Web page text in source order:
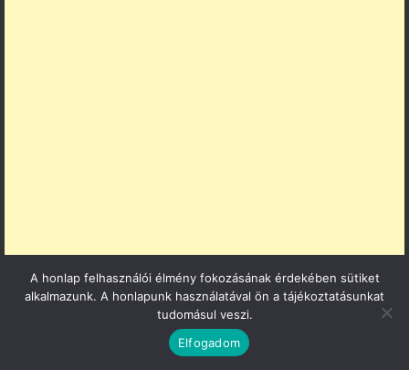
A honlap felhasználói élmény fokozásának érdekében sütiket
alkalmazunk. A honlapunk használatával ön a tájékoztatásunkat
tudomásul veszi.
Elfogadom